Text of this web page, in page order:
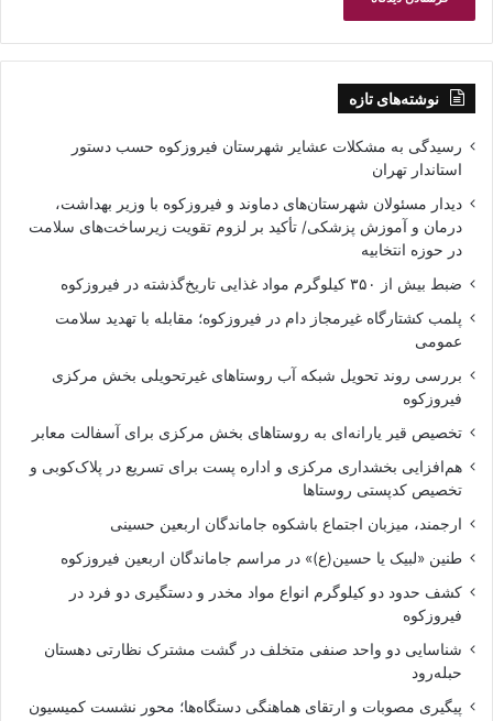
نوشته‌های تازه
رسیدگی به مشکلات عشایر شهرستان فیروزکوه حسب دستور
استاندار تهران
دیدار مسئولان شهرستان‌های دماوند و فیروزکوه با وزیر بهداشت،
درمان و آموزش پزشکی/ تأکید بر لزوم تقویت زیرساخت‌های سلامت
در حوزه انتخابیه
ضبط بیش از ۳۵۰ کیلوگرم مواد غذایی تاریخ‌گذشته در فیروزکوه
پلمب کشتارگاه غیرمجاز دام در فیروزکوه؛ مقابله با تهدید سلامت
عمومی
بررسی روند تحویل شبکه آب روستاهای غیرتحویلی بخش مرکزی
فیروزکوه
تخصیص قیر یارانه‌ای به روستاهای بخش مرکزی برای آسفالت معابر
هم‌افزایی بخشداری مرکزی و اداره پست برای تسریع در پلاک‌کوبی و
تخصیص کدپستی روستاها
ارجمند، میزبان اجتماع باشکوه جاماندگان اربعین حسینی
طنین «لبیک یا حسین(ع)» در مراسم جاماندگان اربعین فیروزکوه
کشف حدود دو کیلوگرم انواع مواد مخدر و دستگیری دو فرد در
فیروزکوه
شناسایی دو واحد صنفی متخلف در گشت مشترک نظارتی دهستان
حبله‌رود
پیگیری مصوبات و ارتقای هماهنگی دستگاه‌ها؛ محور نشست کمیسیون